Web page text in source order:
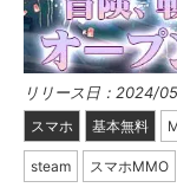
リリース日：2024/
スマホ 基本無料
steam スマホMMO